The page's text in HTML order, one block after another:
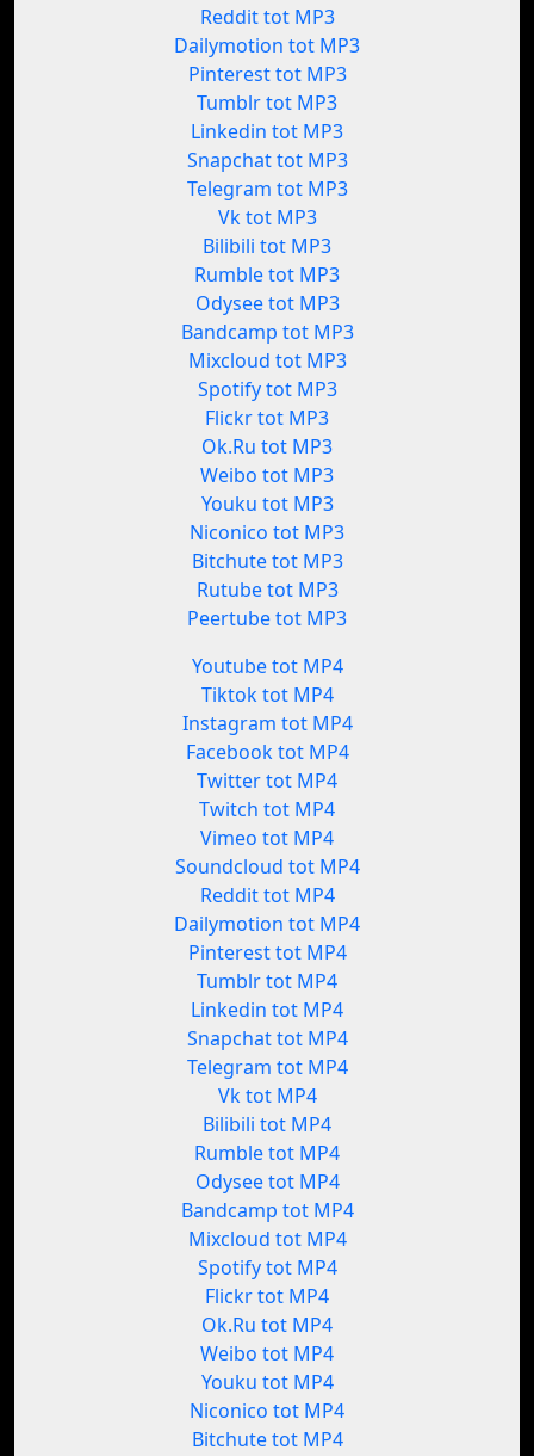
Reddit tot MP3
Dailymotion tot MP3
Pinterest tot MP3
Tumblr tot MP3
Linkedin tot MP3
Snapchat tot MP3
Telegram tot MP3
Vk tot MP3
Bilibili tot MP3
Rumble tot MP3
Odysee tot MP3
Bandcamp tot MP3
Mixcloud tot MP3
Spotify tot MP3
Flickr tot MP3
Ok.Ru tot MP3
Weibo tot MP3
Youku tot MP3
Niconico tot MP3
Bitchute tot MP3
Rutube tot MP3
Peertube tot MP3
Youtube tot MP4
Tiktok tot MP4
Instagram tot MP4
Facebook tot MP4
Twitter tot MP4
Twitch tot MP4
Vimeo tot MP4
Soundcloud tot MP4
Reddit tot MP4
Dailymotion tot MP4
Pinterest tot MP4
Tumblr tot MP4
Linkedin tot MP4
Snapchat tot MP4
Telegram tot MP4
Vk tot MP4
Bilibili tot MP4
Rumble tot MP4
Odysee tot MP4
Bandcamp tot MP4
Mixcloud tot MP4
Spotify tot MP4
Flickr tot MP4
Ok.Ru tot MP4
Weibo tot MP4
Youku tot MP4
Niconico tot MP4
Bitchute tot MP4